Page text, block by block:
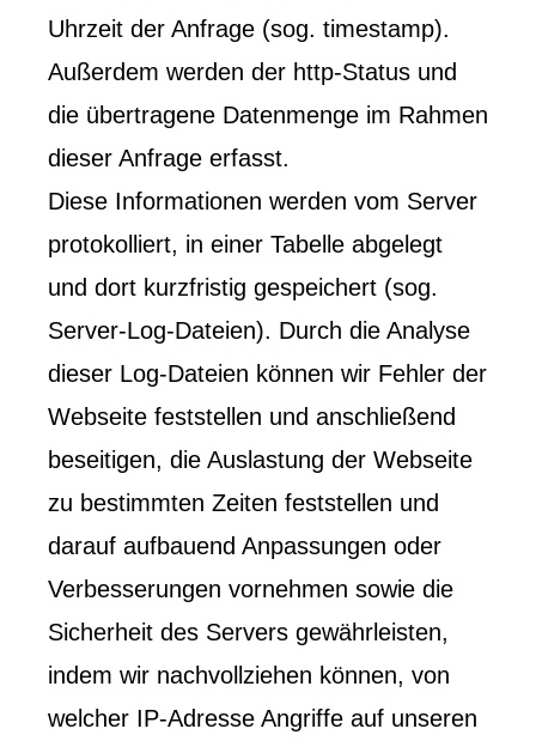
Uhrzeit der Anfrage (sog. timestamp).
Außerdem werden der http-Status und
die übertragene Datenmenge im Rahmen
dieser Anfrage erfasst.
Diese Informationen werden vom Server
protokolliert, in einer Tabelle abgelegt
und dort kurzfristig gespeichert (sog.
Server-Log-Dateien). Durch die Analyse
dieser Log-Dateien können wir Fehler der
Webseite feststellen und anschließend
beseitigen, die Auslastung der Webseite
zu bestimmten Zeiten feststellen und
darauf aufbauend Anpassungen oder
Verbesserungen vornehmen sowie die
Sicherheit des Servers gewährleisten,
indem wir nachvollziehen können, von
welcher IP-Adresse Angriffe auf unseren